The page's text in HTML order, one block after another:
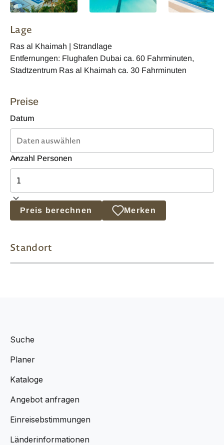
Lage
Ras al Khaimah | Strandlage
Entfernungen: Flughafen Dubai ca. 60 Fahrminuten,
Stadtzentrum Ras al Khaimah ca. 30 Fahrminuten
Preise
Datum
Anzahl Personen
Preis berechnen Merken
Standort
Suche
Planer
Kataloge
Angebot anfragen
Einreisebstimmungen
Länderinformationen